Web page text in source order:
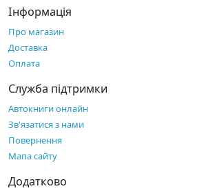
Інформація
Про магазин
Доставка
Оплата
Служба підтримки
Автокниги онлайн
Зв'язатися з нами
Повернення
Мапа сайту
Додатково